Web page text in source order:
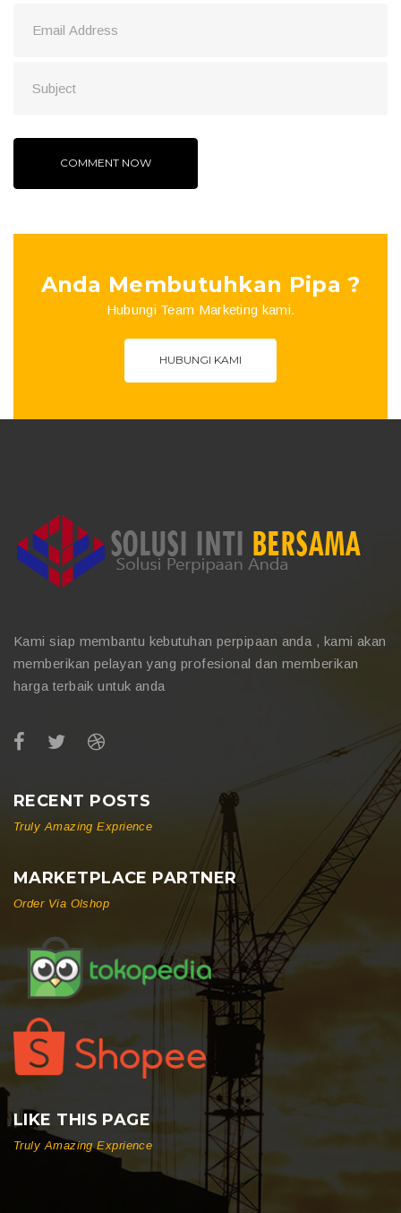
Anda Membutuhkan Pipa ?
Hubungi Team Marketing kami.
HUBUNGI KAMI
Kami siap membantu kebutuhan perpipaan anda , kami akan
memberikan pelayan yang profesional dan memberikan
harga terbaik untuk anda
RECENT POSTS
Truly Amazing Exprience
MARKETPLACE PARTNER
Order Via Olshop
LIKE THIS PAGE
Truly Amazing Exprience